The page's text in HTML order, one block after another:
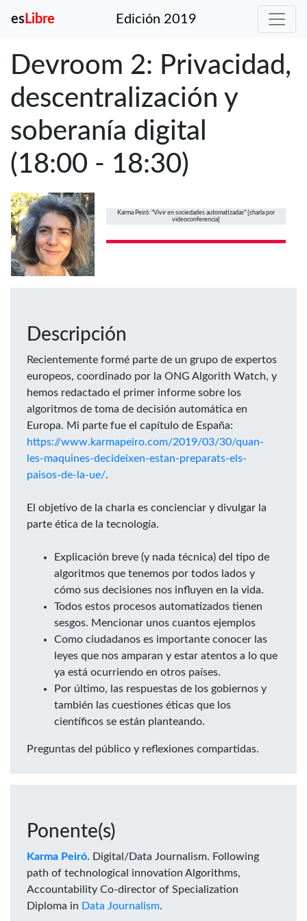
es Libre Edición 2019
Devroom 2: Privacidad,
descentralización y
soberanía digital
(18:00 - 18:30)
Karma Peiró: "Vivir en sociedades automatizadas" [charla por
videoconferencia]
Descripción
Recientemente formé parte de un grupo de expertos
europeos, coordinado por la ONG Algorith Watch, y
hemos redactado el primer informe sobre los
algoritmos de toma de decisión automática en
Europa. Mi parte fue el capítulo de España:
https://www.karmapeiro.com/2019/03/30/quan-
les-maquines-decideixen-estan-preparats-els-
paisos-de-la-ue/.
El objetivo de la charla es concienciar y divulgar la
parte ética de la tecnología.
Explicación breve (y nada técnica) del tipo de
algoritmos que tenemos por todos lados y
cómo sus decisiones nos influyen en la vida.
Todos estos procesos automatizados tienen
sesgos. Mencionar unos cuantos ejemplos
Como ciudadanos es importante conocer las
leyes que nos amparan y estar atentos a lo que
ya está ocurriendo en otros países.
Por último, las respuestas de los gobiernos y
también las cuestiones éticas que los
científicos se están planteando.
Preguntas del público y reflexiones compartidas.
Ponente(s)
Karma Peiró. Digital/Data Journalism. Following
path of technological innovation Algorithms,
Accountability Co-director of Specialization
Diploma in Data Journalism.